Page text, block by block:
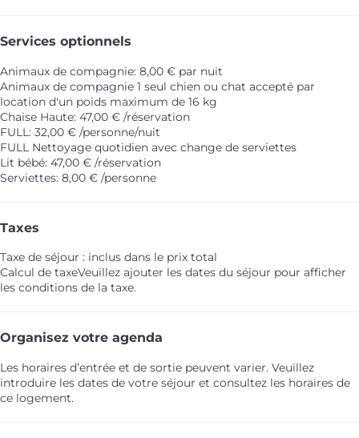
Services optionnels
Animaux de compagnie: 8,00 € par nuit
Animaux de compagnie 1 seul chien ou chat accepté par
location d'un poids maximum de 16 kg
Chaise Haute: 47,00 € /réservation
FULL: 32,00 € /personne/nuit
FULL Nettoyage quotidien avec change de serviettes
Lit bébé: 47,00 € /réservation
Serviettes: 8,00 € /personne
Taxes
Taxe de séjour : inclus dans le prix total
Calcul de taxeVeuillez ajouter les dates du séjour pour afficher
les conditions de la taxe.
Organisez votre agenda
Les horaires d’entrée et de sortie peuvent varier. Veuillez
introduire les dates de votre séjour et consultez les horaires de
ce logement.